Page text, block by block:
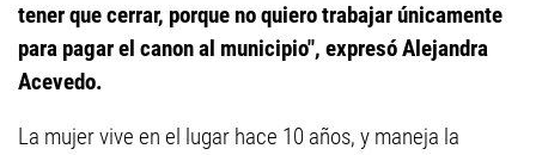
tener que cerrar, porque no quiero trabajar únicamente
para pagar el canon al municipio", expresó Alejandra
Acevedo.
La mujer vive en el lugar hace 10 años, y maneja la